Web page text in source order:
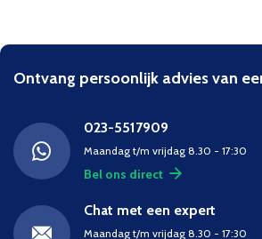
Ontvang persoonlijk advies van
023-5517909
Maandag t/m vrijdag 8.30 - 17:30
Bel ons direct
Chat met een expert
Maandag t/m vrijdag 8.30 - 17:30